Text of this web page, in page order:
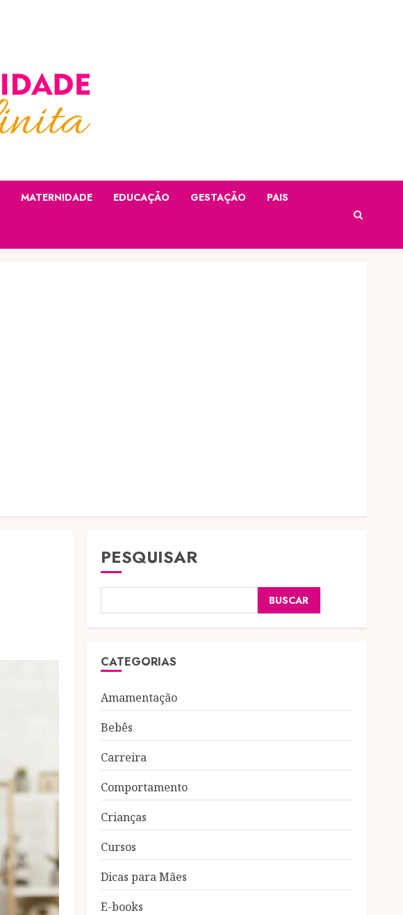
MATERNIDADE EDUCAÇÃO GESTAÇÃO PAIS
PESQUISAR
BUSCAR
CATEGORIAS
Amamentação
Bebês
Carreira
Comportamento
Crianças
Cursos
Dicas para Mães
E-books